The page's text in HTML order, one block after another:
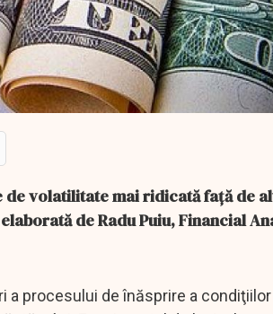
de volatilitate mai ridicată faţă de
de Radu Puiu, Financial
a procesului de înăsprire a condiţiilor